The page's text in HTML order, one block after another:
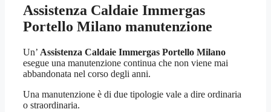
Assistenza Caldaie Immergas
Portello Milano manutenzione
Un’ Assistenza Caldaie Immergas Portello Milano
esegue una manutenzione continua che non viene mai
abbandonata nel corso degli anni.
Una manutenzione è di due tipologie vale a dire ordinaria
o straordinaria.